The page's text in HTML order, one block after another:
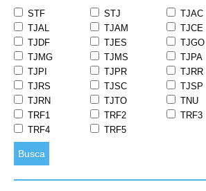
STF STJ
TJAC
TJAL
TJAM
TJCE
TJDF
TJES
TJGO
TJMG
TJMS
TJPA
TJPI
TJPR
TJRR
TJRS
TJSC
TJSP
TJRN
TJTO
TNU
TRF1
TRF2
TRF3
TRF4
TRF5
Busca